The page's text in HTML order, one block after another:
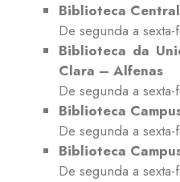
Biblioteca
De segunda a
Biblioteca da
Clara – Alfenas
De segunda a
Biblioteca
De segunda a
Biblioteca
De segunda a